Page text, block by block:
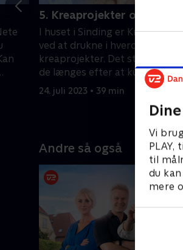
Vi
til
du
mere
5. Kreaprojekter og
I huset i Sinding er Kristina og
ved at drukne i hverdagsrod og
kreaprojekter. Det stresser
de længes efter at kunne
deres eget hjem.
24. juli 2023 • 39 min
Andre så også